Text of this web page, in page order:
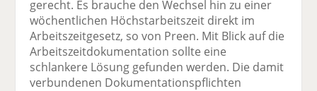
gerecht. Es brauche den Wechsel hin zu einer
wöchentlichen Höchstarbeitszeit direkt im
Arbeitszeitgesetz, so von Preen. Mit Blick auf die
Arbeitszeitdokumentation sollte eine
schlankere Lösung gefunden werden. Die damit
verbundenen Dokumentationspflichten